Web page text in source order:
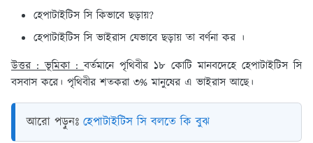
হেপাটাইটিস সি কিভাবে ছড়ায়?
হেপাটাইটিস সি ভাইরাস যেভাবে ছড়ায় তা বর্ণনা কর ।
উত্তর : ভূমিকা :বর্তমানে পৃথিবীর ১৮ কোটি মানবদেহে হেপাটাইটিস সি
বসবাস করে। পৃথিবীর শতকরা ৩% মানুষের এ ভাইরাস আছে।
আরো পড়ুনঃ হেপাটাইটিস সি বলতে কি বুঝ